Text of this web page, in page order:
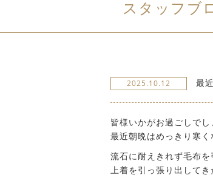
スタッフブ
2025.10.12 最
皆様いかがお過ごしでし
最近朝晩はめっきり寒く
流石に耐えきれず毛布
上着を引っ張り出して